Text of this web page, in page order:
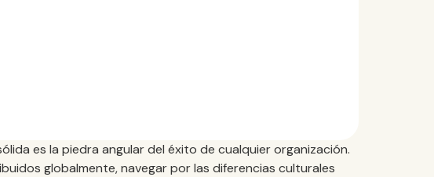
es la piedra angular del éxito de cualquier organización.
globalmente, navegar por las diferencias culturales